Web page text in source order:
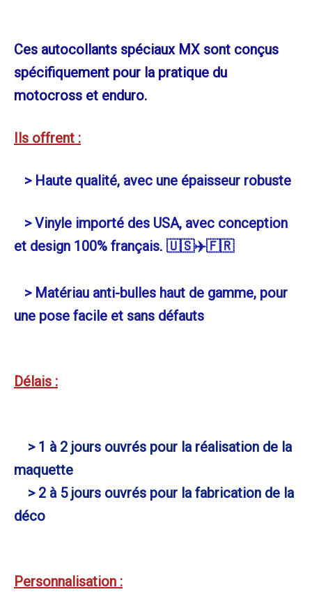
Ces autocollants spéciaux MX sont conçus
spécifiquement pour la pratique du
motocross et enduro.
Ils offrent :
> Haute qualité, avec une épaisseur robuste
> Vinyle importé des USA, avec conception
et design 100% français. 🇺🇸✈️🇫🇷
> Matériau anti-bulles haut de gamme, pour
une pose facile et sans défauts
Délais :
> 1 à 2 jours ouvrés pour la réalisation de la
maquette
> 2 à 5 jours ouvrés pour la fabrication de la
déco
Personnalisation :